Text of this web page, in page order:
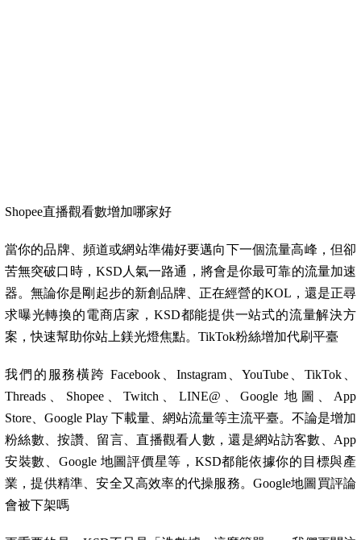
Shopee直播觀看數增加哪家好
當你的品牌、頻道或網站準備好要邁向下一個流量高峰，但卻
苦無突破口時，KSD人氣一路通，將會是你最可靠的流量加速
器。無論你是剛起步的新創品牌、正在經營的KOL，還是正尋
求曝光轉換的電商店家，KSD都能提供一站式的流量解決方
案，快速幫助你站上鎂光燈焦點。TikTok粉絲增加代刷平臺
我們的服務橫跨 Facebook、Instagram、YouTube、TikTok、
Threads、Shopee、Twitch、LINE@、Google 地圖、App
Store、Google Play 下載量、網站流量等主流平臺。不論是增加
粉絲數、按讚、留言、直播觀看人數，還是網站訪客數、App
安裝數、Google 地圖評價星等，KSD都能依據你的目標與產
業，提供精準、安全又高效率的代操服務。Google地圖買評論
會被下架嗎